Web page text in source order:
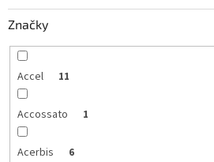
Značky
Accel 11
Accossato 1
Acerbis 6